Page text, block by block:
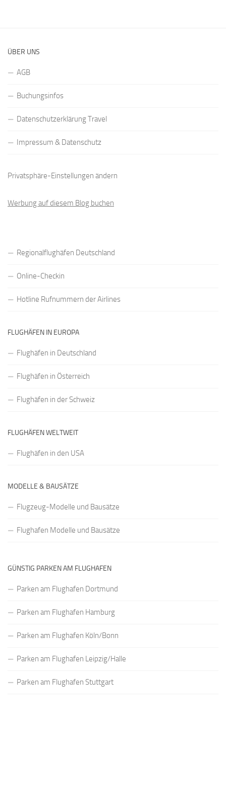
ÜBER UNS
AGB
Buchungsinfos
Datenschutzerklärung Travel
Impressum & Datenschutz
Privatsphäre-Einstellungen ändern
Werbung auf diesem Blog buchen
Regionalflughäfen Deutschland
Online-Checkin
Hotline Rufnummern der Airlines
FLUGHÄFEN IN EUROPA
Flughäfen in Deutschland
Flughäfen in Österreich
Flughäfen in der Schweiz
FLUGHÄFEN WELTWEIT
Flughäfen in den USA
MODELLE & BAUSÄTZE
Flugzeug-Modelle und Bausätze
Flughafen Modelle und Bausätze
GÜNSTIG PARKEN AM FLUGHAFEN
Parken am Flughafen Dortmund
Parken am Flughafen Hamburg
Parken am Flughafen Köln/Bonn
Parken am Flughafen Leipzig/Halle
Parken am Flughafen Stuttgart